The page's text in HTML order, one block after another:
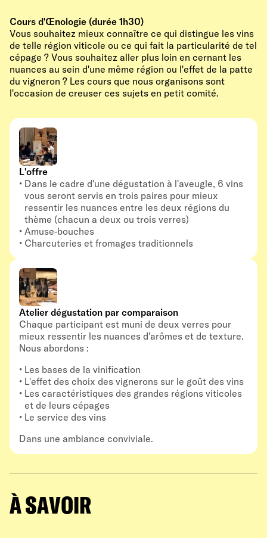
Cours d'Œnologie (durée 1h30)
Vous souhaitez mieux connaître ce qui distingue les vins
de telle région viticole ou ce qui fait la particularité de tel
cépage ? Vous souhaitez aller plus loin en cernant les
nuances au sein d'une même région ou l'effet de la patte
du vigneron ? Les cours que nous organisons sont
l'occasion de creuser ces sujets en petit comité.
L'offre
Dans le cadre d'une dégustation à l'aveugle, 6 vins
vous seront servis en trois paires pour mieux
ressentir les nuances entre les deux régions du
thème (chacun a deux ou trois verres)
Amuse-bouches
Charcuteries et fromages traditionnels
Atelier dégustation par comparaison
Chaque participant est muni de deux verres pour
mieux ressentir les nuances d'arômes et de texture.
Nous abordons :
Les bases de la vinification
L'effet des choix des vignerons sur le goût des vins
Les caractéristiques des grandes régions viticoles
et de leurs cépages
Le service des vins
Dans une ambiance conviviale.
À SAVOIR